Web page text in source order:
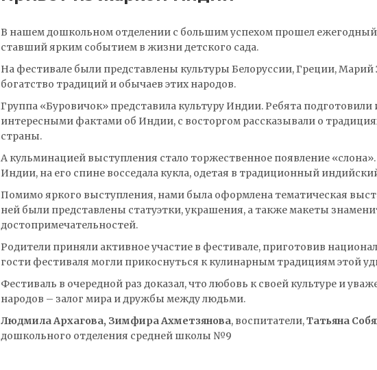
В нашем дошкольном отделении с большим успехом прошел
ставший ярким событием в жизни детского сада.
На фестивале были представлены культуры Белоруссии, Греции,
богатство традиций и обычаев этих народов.
Группа «Буровичок» представила культуру Индии. Ребята
интересными фактами об Индии, с восторгом рассказывали о
страны.
А кульминацией выступления стало торжественное появление
Индии, на его спине восседала кукла, одетая в традиционный
Помимо яркого выступления, нами была оформлена тематическая
ней были представлены статуэтки, украшения, а также макеты
достопримечательностей.
Родители приняли активное участие в фестивале, приготовив
гости фестиваля могли прикоснуться к кулинарным традициям этой
Фестиваль в очередной раз доказал, что любовь к своей культуре и
народов – залог мира и дружбы между людьми.
Людмила Архагова, Зимфира Ахметзянова, воспитатели,Татьяна
дошкольного отделения средней школы №9